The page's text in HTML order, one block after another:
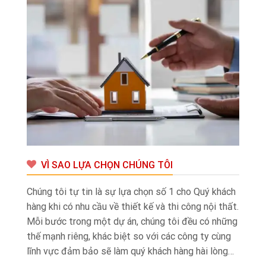
VÌ SAO LỰA CHỌN CHÚNG TÔI
Chúng tôi tự tin là sự lựa chọn số 1 cho Quý khách
hàng khi có nhu cầu về thiết kế và thi công nội thất.
Mỗi bước trong một dự án, chúng tôi đều có những
thế mạnh riêng, khác biệt so với các công ty cùng
lĩnh vực đảm bảo sẽ làm quý khách hàng hài lòng…